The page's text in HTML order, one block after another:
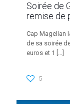
Soirée de
remise de
Cap Magellan
de sa soirée
euros et 1 […]
5